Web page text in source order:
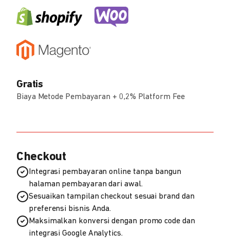
Gratis
Biaya Metode Pembayaran + 0,2% Platform Fee
Checkout
Integrasi pembayaran online tanpa bangun
halaman pembayaran dari awal.
Sesuaikan tampilan checkout sesuai brand dan
preferensi bisnis Anda.
Maksimalkan konversi dengan promo code dan
integrasi Google Analytics.